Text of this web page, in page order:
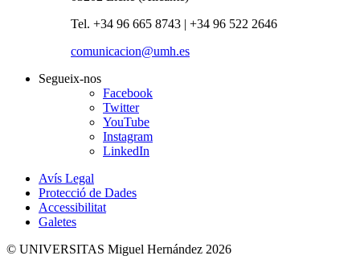
Tel. +34 96 665 8743 | +34 96 522 2646
comunicacion@umh.es
Segueix-nos
Facebook
Twitter
YouTube
Instagram
LinkedIn
Avís Legal
Protecció de Dades
Accessibilitat
Galetes
© UNIVERSITAS Miguel Hernández 2026